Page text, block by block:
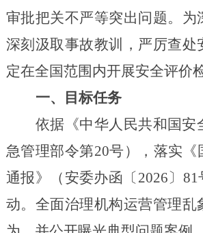
审批把关不严等突出问题。
深刻汲取事故教训， 严厉查处
定在全国范围内开展安全评价
一、目标任务
依据《中华人民共和国
急管理部令第20号），落实
通报》（安委办函〔2026〕
动。全面治理机构运营管理